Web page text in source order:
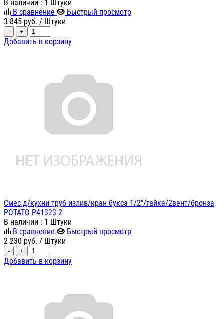
В наличии : 1 Штуки
В сравнение
Быстрый просмотр
3 845 руб. / Штуки
- +
Добавить в корзину
Смес д/кухни труб излив/кран букса 1/2"/гайка/2вент/бронза
POTATO P41323-2
В наличии : 1 Штуки
В сравнение
Быстрый просмотр
2 230 руб. / Штуки
- +
Добавить в корзину